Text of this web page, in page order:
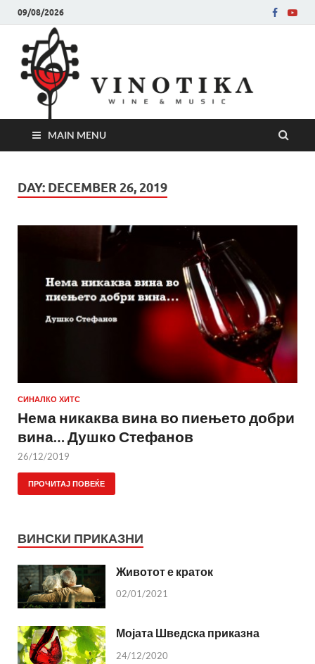
09/08/2026
MAIN MENU
DAY: DECEMBER 26, 2019
СИНАЛКО ХИТС
Нема никаква вина во пиењето добри
вина… Душко Стефанов
26/12/2019
ПРОЧИТАЈ ПОВЕЌЕ
ВИНСКИ ПРИКАЗНИ
Животот е краток
02/01/2021
Мојата Шведска приказна
24/12/2020